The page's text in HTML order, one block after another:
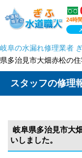
24時
岐阜の水漏れ修理業者
県多治見市大畑赤松の
スタッフの修理
岐阜県多治見市大
いしました。